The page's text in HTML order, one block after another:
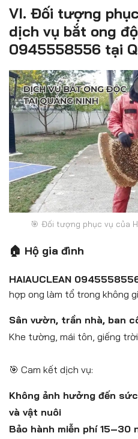
VI. Đối tượng
dịch vụ bắt ong
0945558556 tại
🎯 Đối tượng phục vụ của
🏠 Hộ gia đình
HAIAUCLEAN
hợp ong làm tổ trong không
Sân vườn, trần nhà, ban
Khe tường, mái tôn, giếng
🎯 Cam kết dịch vụ:
Không ảnh hưởng đến
và vật nuôi
Bảo hành miễn phí 15–30